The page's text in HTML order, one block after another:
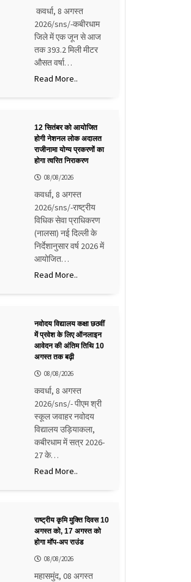
कवर्धा, 8 अगस्त
2026/sns/-कबीरधाम
जिले में एक जून से आज
तक 393.2 मिली मीटर
औसत वर्षा…
Read More..
12 सितंबर को आयोजित
होगी नेशनल लोक अदालत
राजीनामा योग्य प्रकरणों का
होगा त्वरित निराकरण
08/08/2026
कवर्धा, 8 अगस्त
2026/sns/-राष्ट्रीय
विधिक सेवा प्राधिकरण
(नालसा) नई दिल्ली के
निर्देशानुसार वर्ष 2026 में
आयोजित…
Read More..
नवोदय विद्यालय कक्षा छठवीं
में प्रवेश के लिए ऑनलाइन
आवेदन की अंतिम तिथि 10
अगस्त तक बढ़ी
08/08/2026
कवर्धा, 8 अगस्त
2026/sns/- पीएम श्री
स्कूल जवाहर नवोदय
विद्यालय उड़ियाकला,
कबीरधाम में सत्र 2026-
27 के…
Read More..
राष्ट्रीय कृमि मुक्ति दिवस 10
अगस्त को, 17 अगस्त को
होगा मॉप-अप राउंड
08/08/2026
महासमुंद, 08 अगस्त